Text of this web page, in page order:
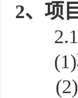
2、项
2.1
(1)
(2)